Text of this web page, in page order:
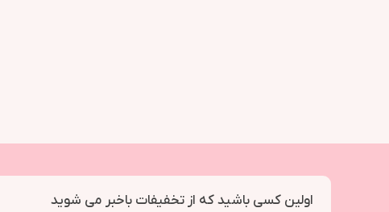
اولین کسی باشید که از تخفیفات باخبر می شوید